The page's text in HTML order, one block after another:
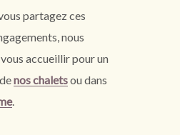
partagez ces
nous
accueillir pour un
nos chaletsou dans
.